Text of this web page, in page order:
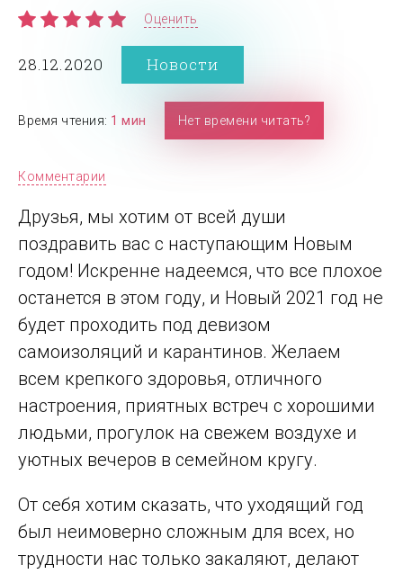
Оценить
28.12.2020 Новости
Время чтения: 1 мин Нет времени читать?
Комментарии
Друзья, мы хотим от всей души
поздравить вас с наступающим Новым
годом! Искренне надеемся, что все плохое
останется в этом году, и Новый 2021 год не
будет проходить под девизом
самоизоляций и карантинов. Желаем
всем крепкого здоровья, отличного
настроения, приятных встреч с хорошими
людьми, прогулок на свежем воздухе и
уютных вечеров в семейном кругу.
От себя хотим сказать, что уходящий год
был неимоверно сложным для всех, но
трудности нас только закаляют, делают